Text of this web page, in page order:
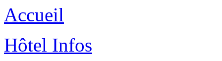
Accueil
Hôtel Infos